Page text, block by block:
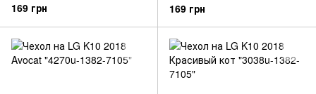
169 грн 169 грн